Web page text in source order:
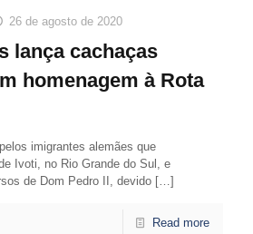
26 de agosto de 2020
lança cachaças
homenagem à Rota
imigrantes alemães que
Ivoti, no Rio Grande do Sul, e
de Dom Pedro II, devido […]
Read more